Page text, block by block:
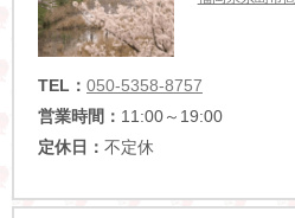
TEL： 050-5358-8757
営業時間： 11:00～19:00
定休日： 不定休